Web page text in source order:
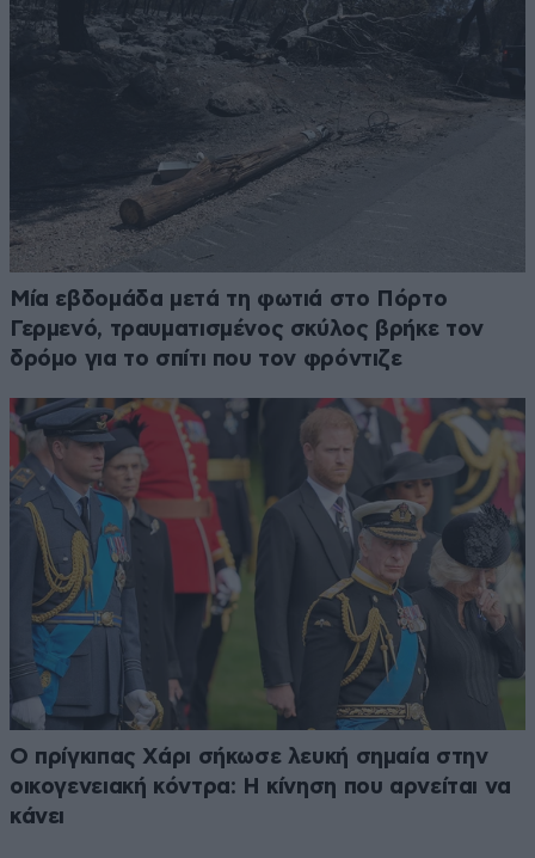
Μία εβδομάδα μετά τη φωτιά στο Πόρτο
Γερμενό, τραυματισμένος σκύλος βρήκε τον
δρόμο για το σπίτι που τον φρόντιζε
Ο πρίγκιπας Χάρι σήκωσε λευκή σημαία στην
οικογενειακή κόντρα: Η κίνηση που αρνείται να
κάνει